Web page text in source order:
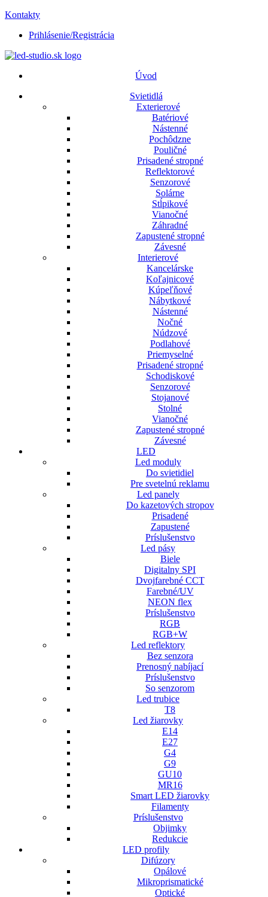
Kontakty
Prihlásenie/Registrácia
Úvod
Svietidlá
Exterierové
Batériové
Nástenné
Pochôdzne
Pouličné
Prisadené stropné
Reflektorové
Senzorové
Solárne
Stĺpikové
Vianočné
Záhradné
Zapustené stropné
Závesné
Interierové
Kancelárske
Koľajnicové
Kúpeľňové
Nábytkové
Nástenné
Nočné
Núdzové
Podlahové
Priemyselné
Prisadené stropné
Schodiskové
Senzorové
Stojanové
Stolné
Vianočné
Zapustené stropné
Závesné
LED
Led moduly
Do svietidiel
Pre svetelnú reklamu
Led panely
Do kazetových stropov
Prisadené
Zapustené
Príslušenstvo
Led pásy
Biele
Digitalny SPI
Dvojfarebné CCT
Farebné/UV
NEON flex
Príslušenstvo
RGB
RGB+W
Led reflektory
Bez senzora
Prenosný nabíjací
Príslušenstvo
So senzorom
Led trubice
T8
Led žiarovky
E14
E27
G4
G9
GU10
MR16
Smart LED žiarovky
Filamenty
Príslušenstvo
Objimky
Redukcie
LED profily
Difúzory
Opálové
Mikroprismatické
Optické